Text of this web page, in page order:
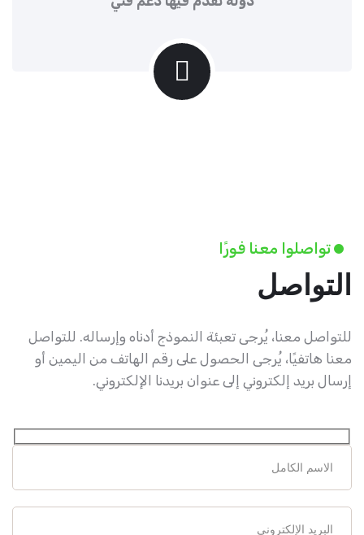
تواصلوا معنا فورًا
التواصل
للتواصل معنا، يُرجى تعبئة النموذج أدناه وإرساله. للتواصل
معنا هاتفيًا، يُرجى الحصول على رقم الهاتف من اليمين أو
إرسال بريد إلكتروني إلى عنوان بريدنا الإلكتروني.